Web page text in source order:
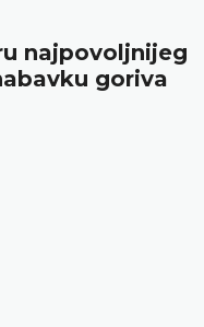
najpovoljnijeg
goriva